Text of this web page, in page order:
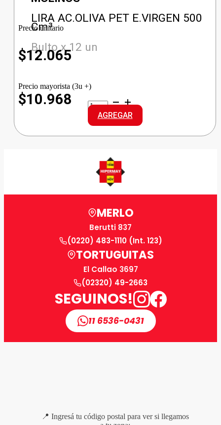
LIRA AC.OLIVA PET E.VIRGEN 500
Cm³
Bulto x 12 un
Precio unitario
$12.065
Precio mayorista (3u +)
$10.968
LIRA
AC.OLIVA
PET
E.VIRGEN
cantidad
AGREGAR
MERLO
Berutti 837
(0220) 483-1110 (Int. 123)
TORTUGUITAS
El Callao 3697
(02320) 49-2663
SEGUINOS!
11 6536-0431
📍 Ingresá tu código postal para ver si llegamos